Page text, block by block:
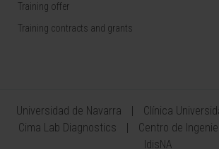
Training offer
Training contracts and grants
Universidad de Navarra
Clínica
Cima Lab Diagnostics
Centro de
IdisNA